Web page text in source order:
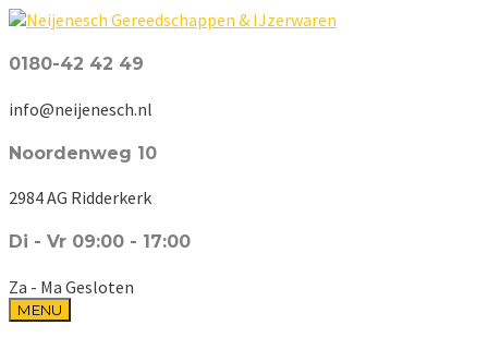
0180-42 42 49
info@neijenesch.nl
Noordenweg 10
2984 AG Ridderkerk
Di - Vr 09:00 - 17:00
Za - Ma Gesloten
MENU